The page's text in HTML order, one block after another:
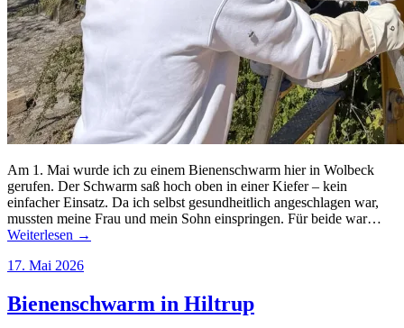
Am 1. Mai wurde ich zu einem Bienenschwarm hier in Wolbeck
gerufen. Der Schwarm saß hoch oben in einer Kiefer – kein
einfacher Einsatz. Da ich selbst gesundheitlich angeschlagen war,
mussten meine Frau und mein Sohn einspringen. Für beide war…
Weiterlesen →
17. Mai 2026
Bienenschwarm in Hiltrup